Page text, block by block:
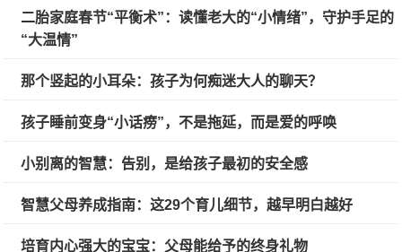
二胎家庭春节“平衡术”：读懂老大的“小情绪”，守护手足的
“大温情”
那个竖起的小耳朵：孩子为何痴迷大人的聊天？
孩子睡前变身“小话痨”，不是拖延，而是爱的呼唤
小别离的智慧：告别，是给孩子最初的安全感
智慧父母养成指南：这29个育儿细节，越早明白越好
培育内心强大的宝宝：父母能给予的终身礼物